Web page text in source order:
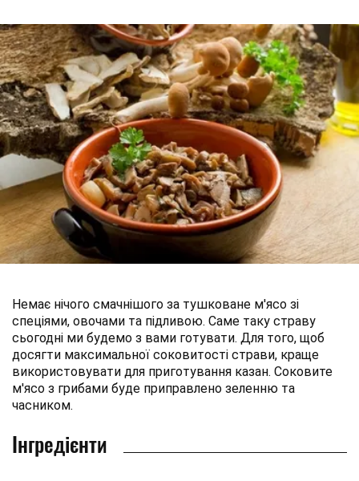
Немає нічого смачнішого за тушковане м'ясо зі
спеціями, овочами та підливою. Саме таку страву
сьогодні ми будемо з вами готувати. Для того, щоб
досягти максимальної соковитості страви, краще
використовувати для приготування казан. Соковите
м'ясо з грибами буде приправлено зеленню та
часником.
Інгредієнти